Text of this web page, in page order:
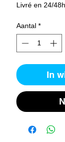
Livré en 24/48h
Aantal *
In